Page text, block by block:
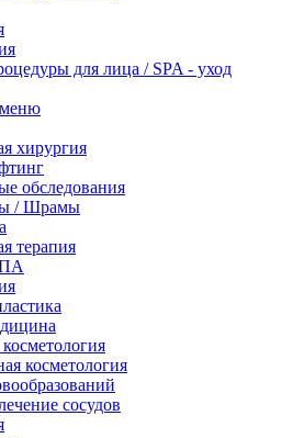
для лица / SPA - уход
хирургия
обследования
/ Шрамы
терапия
косметология
сосудов